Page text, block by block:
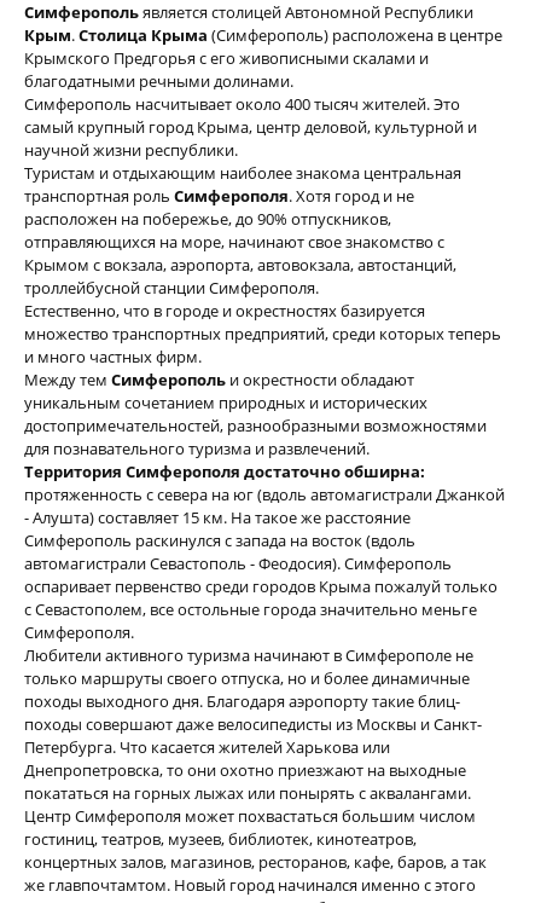
Симферопольявляется столицей Автономной Республики
Крым.Столица Крыма (Симферополь) расположена в центре
Крымского Предгорья с его живописными скалами и
благодатными речными долинами.
Симферополь насчитывает около 400 тысяч жителей. Это
самый крупный город Крыма, центр деловой, культурной и
научной жизни республики.
Туристам и отдыхающим наиболее знакома центральная
транспортная роль Симферополя. Хотя город и не
расположен на побережье, до 90% отпускников,
отправляющихся на море, начинают свое знакомство с
Крымом с вокзала, аэропорта, автовокзала, автостанций,
троллейбусной станции Симферополя.
Естественно, что в городе и окрестностях базируется
множество транспортных предприятий, среди которых теперь
и много частных фирм.
Между тем Симферополь и окрестности обладают
уникальным сочетанием природных и исторических
достопримечательностей, разнообразными возможностями
для познавательного туризма и развлечений.
Территория Симферополя достаточно обширна:
протяженность с севера на юг (вдоль автомагистрали Джанкой
- Алушта) составляет 15 км. На такое же расстояние
Симферополь раскинулся с запада на восток (вдоль
автомагистрали Севастополь - Феодосия). Симферополь
оспаривает первенство среди городов Крыма пожалуй только
с Севастополем, все остольные города значительно меньге
Симферополя.
Любители активного туризма начинают в Симферополе не
только маршруты своего отпуска, но и более динамичные
походы выходного дня. Благодаря аэропорту такие блиц-
походы совершают даже велосипедисты из Москвы и Санкт-
Петербурга. Что касается жителей Харькова или
Днепропетровска, то они охотно приезжают на выходные
покататься на горных лыжах или понырять с аквалангами.
Центр Симферополя может похвастаться большим числом
гостиниц, театров, музеев, библиотек, кинотеатров,
концертных залов, магазинов, ресторанов, кафе, баров, а так
же главпочтамтом. Новый город начинался именно с этого